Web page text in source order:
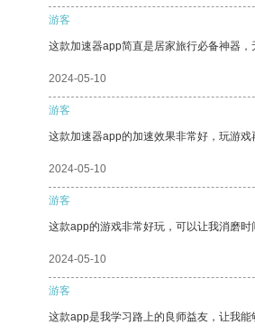
游客
这款加速器app简直是居家旅行必备神器
2024-05-10
游客
这款加速器app的加速效果非常好，玩游
2024-05-10
游客
这款app的游戏非常好玩，可以让我消磨时
2024-05-10
游客
这款app是我学习路上的良师益友，让我能